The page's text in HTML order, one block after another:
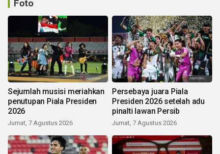
Foto
Sejumlah musisi meriahkan
penutupan Piala Presiden
2026
Jumat, 7 Agustus 2026
Persebaya juara Piala
Presiden 2026 setelah adu
pinalti lawan Persib
Jumat, 7 Agustus 2026